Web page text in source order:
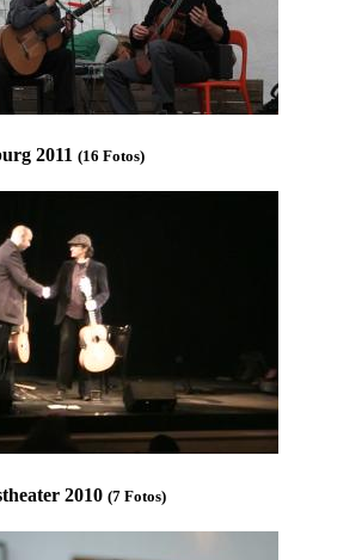
2011 (16 Fotos)
2010 (7 Fotos)